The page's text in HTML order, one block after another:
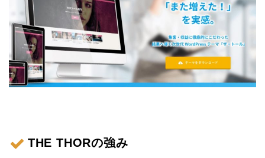
THE THORの強み